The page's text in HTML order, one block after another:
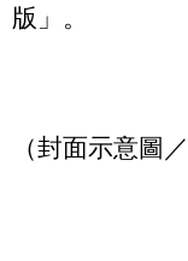
版」。
（封面示意圖